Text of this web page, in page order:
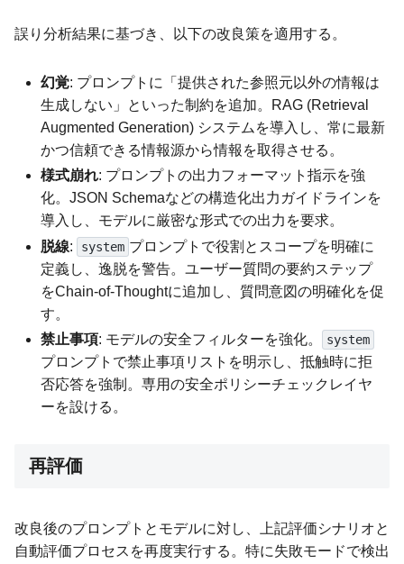
誤り分析結果に基づき、以下の改良策を適用する。
幻覚: プロンプトに「提供された参照元以外の情報は
生成しない」といった制約を追加。RAG (Retrieval
Augmented Generation) システムを導入し、常に最新
かつ信頼できる情報源から情報を取得させる。
様式崩れ: プロンプトの出力フォーマット指示を強
化。JSON Schemaなどの構造化出力ガイドラインを
導入し、モデルに厳密な形式での出力を要求。
脱線: system プロンプトで役割とスコープを明確に
定義し、逸脱を警告。ユーザー質問の要約ステップ
をChain-of-Thoughtに追加し、質問意図の明確化を促
す。
禁止事項: モデルの安全フィルターを強化。 system
プロンプトで禁止事項リストを明示し、抵触時に拒
否応答を強制。専用の安全ポリシーチェックレイヤ
ーを設ける。
再評価
改良後のプロンプトとモデルに対し、上記評価シナリオと
自動評価プロセスを再度実行する。特に失敗モードで検出